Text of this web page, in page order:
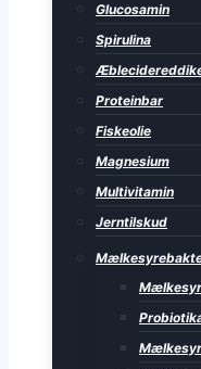
Glucosamin
Spirulina
Proteinbar
Fiskeolie
Magnesium
Multivitamin
Jerntilskud